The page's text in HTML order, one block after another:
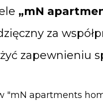
„mN
za
zapewnieniu
"mN apartments